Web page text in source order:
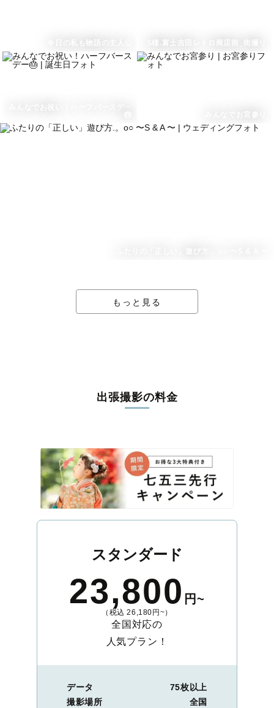
今日の私も物語の主人公 S様.富士吉田レトロ商店街_街撮り
みんなでお宮参り
もっと見る
出張撮影の料金
スタンダード
23,800 円~
（税込 26,180円~）
全国対応の
人気プラン！
データ
75枚以上
撮影場所
全国